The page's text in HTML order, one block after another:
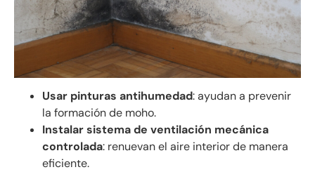
Usar pinturas antihumedad: ayudan a prevenir
la formación de moho.
Instalar sistema de ventilación mecánica
controlada: renuevan el aire interior de manera
eficiente.